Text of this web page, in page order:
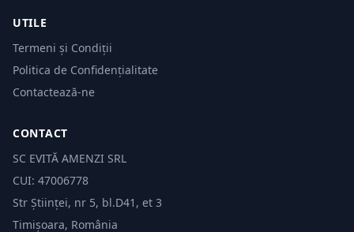
UTILE
Termeni și Condiții
Politica de Confidențialitate
Contactează-ne
CONTACT
SC EVITĂ AMENZI SRL
CUI: 47006778
Str Științei, nr 5, bl.D41, et 3
Timișoara, România